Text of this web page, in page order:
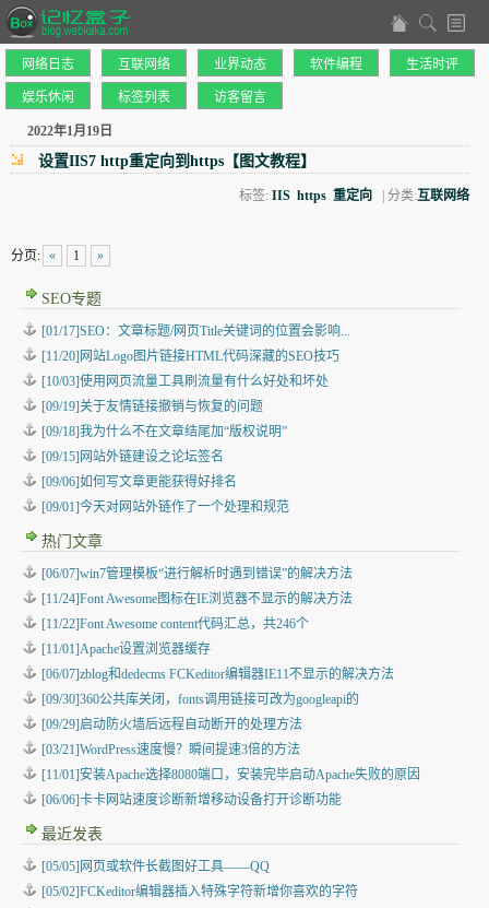
网络日志 互联网络 业界动态 软件编程 生活时评
娱乐休闲 标签列表 访客留言
2022年1月19日
设置IIS7 http重定向到https【图文教程】
标签:IIS https 重定向 | 分类:互联网络
分页: « 1 »
SEO专题
[01/17]SEO：文章标题/网页Title关键词的位置会影响...
[11/20]网站Logo图片链接HTML代码深藏的SEO技巧
[10/03]使用网页流量工具刷流量有什么好处和坏处
[09/19]关于友情链接撤销与恢复的问题
[09/18]我为什么不在文章结尾加“版权说明”
[09/15]网站外链建设之论坛签名
[09/06]如何写文章更能获得好排名
[09/01]今天对网站外链作了一个处理和规范
热门文章
[06/07]win7管理模板“进行解析时遇到错误”的解决方法
[11/24]Font Awesome图标在IE浏览器不显示的解决方法
[11/22]Font Awesome content代码汇总，共246个
[11/01]Apache设置浏览器缓存
[06/07]zblog和dedecms FCKeditor编辑器IE11不显示的解决方法
[09/30]360公共库关闭，fonts调用链接可改为googleapi的
[09/29]启动防火墙后远程自动断开的处理方法
[03/21]WordPress速度慢？瞬间提速3倍的方法
[11/01]安装Apache选择8080端口，安装完毕启动Apache失败的原因
[06/06]卡卡网站速度诊断新增移动设备打开诊断功能
最近发表
[05/05] 网页或软件长截图好工具——QQ
[05/02]FCKeditor编辑器插入特殊字符新增你喜欢的字符